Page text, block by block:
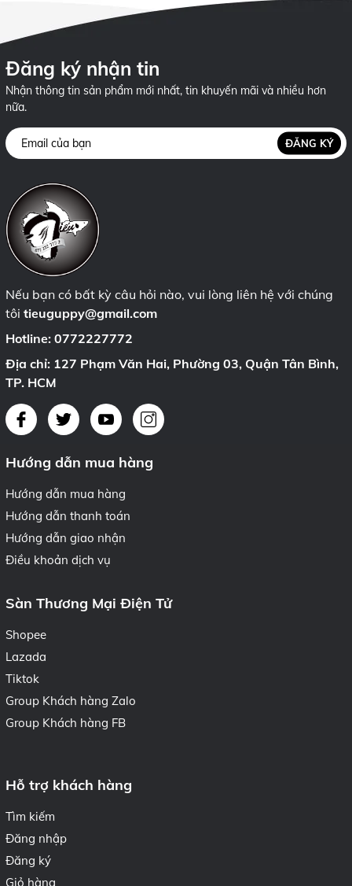
Đăng ký nhận tin
Nhận thông tin sản phẩm mới nhất, tin khuyến mãi và nhiều hơn
nữa.
ĐĂNG KÝ
Nếu bạn có bất kỳ câu hỏi nào, vui lòng liên hệ với chúng
tôi tieuguppy@gmail.com
Hotline: 0772227772
Địa chỉ: 127 Phạm Văn Hai, Phường 03, Quận Tân Bình,
TP. HCM
Hướng dẫn mua hàng
Hướng dẫn mua hàng
Hướng dẫn thanh toán
Hướng dẫn giao nhận
Điều khoản dịch vụ
Sàn Thương Mại Điện Tử
Shopee
Lazada
Tiktok
Group Khách hàng Zalo
Group Khách hàng FB
Hỗ trợ khách hàng
Tìm kiếm
Đăng nhập
Đăng ký
Giỏ hàng